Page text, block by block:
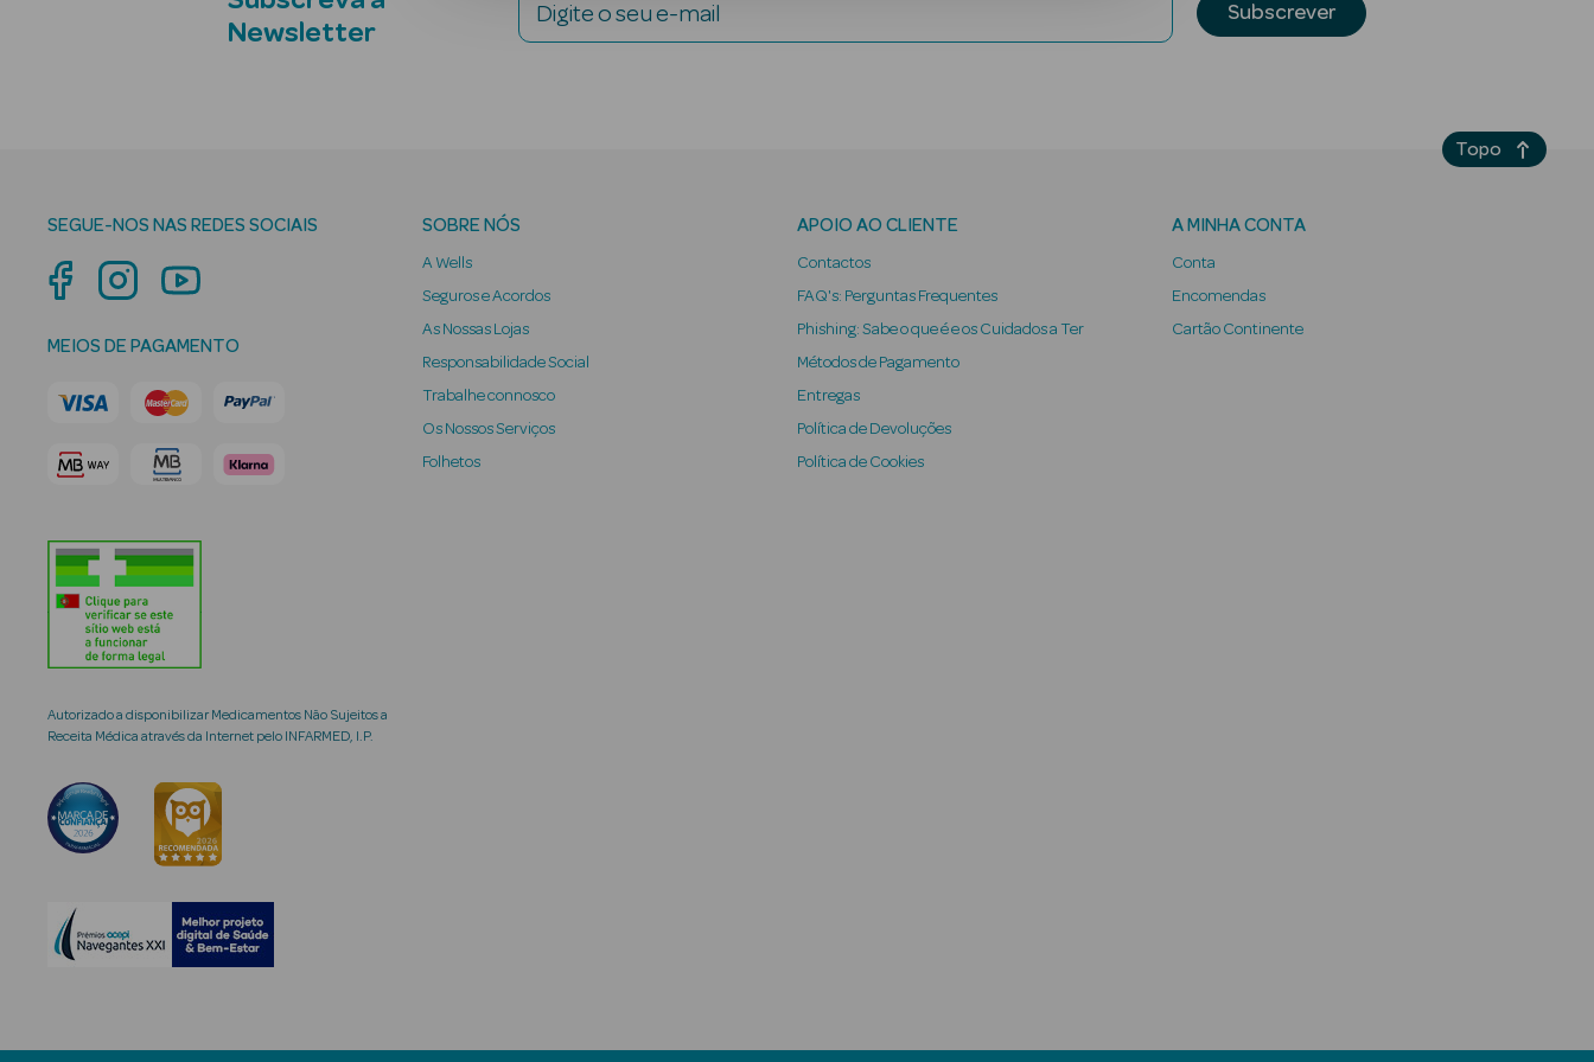
Newsletter
Digite o seu e-mail Subscrever
SEGUE-NOS NAS REDES SOCIAIS
MEIOS DE PAGAMENTO
Autorizado a disponibilizar Medicamentos Não Sujeitos a
Receita Médica através da Internet pelo INFARMED, I.P.
SOBRE NÓS
A Wells
Seguros e Acordos
As Nossas Lojas
Responsabilidade Social
Trabalhe connosco
Os Nossos Serviços
Folhetos
APOIO AO CLIENTE
Contactos
FAQ's: Perguntas Frequentes
Phishing: Sabe o que é e os Cuidados a Ter
Métodos de Pagamento
Entregas
Política de Devoluções
Política de Cookies
A MINHA CONTA
Conta
Encomendas
Cartão Continente
Topo